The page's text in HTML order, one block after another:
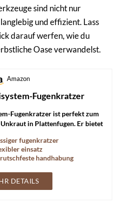
sind nicht nur
und effizient. Lass
darauf werfen, wie du
Oase verwandelst.
Amazon
Fugenkratzer
Fugenkratzer ist perfekt zum
in Plattenfugen. Er bietet
langlebig.
fugenkratzer
einsatz
handhabung
DETAILS